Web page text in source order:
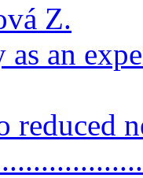
Z.
as an
reduced